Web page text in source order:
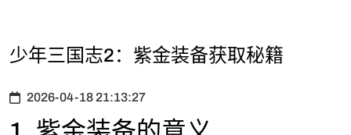
少年三国志2：紫金装备获取秘籍
2026-04-18 21:13:27